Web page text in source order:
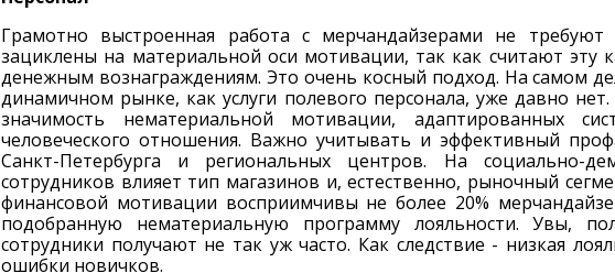
Грамотно выстроенная работа с мерчандайзерами не требуют
зациклены на материальной оси мотивации, так как считают эту
денежным вознаграждениям. Это очень косный подход. На самом
динамичном рынке, как услуги полевого персонала, уже давно
значимость нематериальной мотивации, адаптированных
человеческого отношения. Важно учитывать и эффективный
Санкт-Петербурга и региональных центров. На социально-
сотрудников влияет тип магазинов и, естественно, рыночный
финансовой мотивации восприимчивы не более 20%
подобранную нематериальную программу лояльности. Увы,
сотрудники получают не так уж часто. Как следствие - низкая
ошибки новичков.